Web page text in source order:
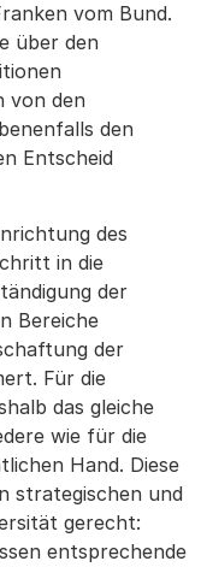
vom Bund.
über den
von den
den
Entscheid
des
in die
der
Bereiche
der
Für die
das gleiche
wie für die
Hand. Diese
strategischen und
gerecht:
entsprechende